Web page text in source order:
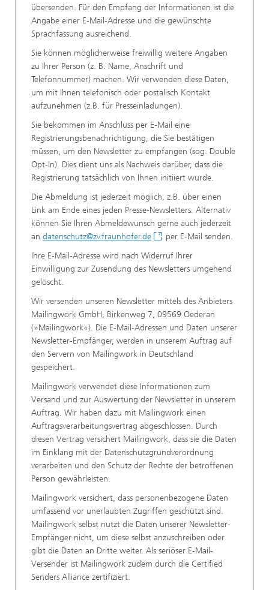
übersenden. Für den Empfang der Informationen ist die
Angabe einer E-Mail-Adresse und die gewünschte
Sprachfassung ausreichend.
Sie können möglicherweise freiwillig weitere Angaben
zu Ihrer Person (z. B. Name, Anschrift und
Telefonnummer) machen. Wir verwenden diese Daten,
um mit Ihnen telefonisch oder postalisch Kontakt
aufzunehmen (z.B. für Presseinladungen).
Sie bekommen im Anschluss per E-Mail eine
Registrierungsbenachrichtigung, die Sie bestätigen
müssen, um den Newsletter zu empfangen (sog. Double
Opt-In). Dies dient uns als Nachweis darüber, dass die
Registrierung tatsächlich von Ihnen initiiert wurde.
Die Abmeldung ist jederzeit möglich, z.B. über einen
Link am Ende eines jeden Presse-Newsletters. Alternativ
können Sie Ihren Abmeldewunsch gerne auch jederzeit
an datenschutz@zv.fraunhofer.de
per E-Mail senden.
Ihre E-Mail-Adresse wird nach Widerruf Ihrer
Einwilligung zur Zusendung des Newsletters umgehend
gelöscht.
Wir versenden unseren Newsletter mittels des Anbieters
Mailingwork GmbH, Birkenweg 7, 09569 Oederan
(»Mailingwork«). Die E-Mail-Adressen und Daten unserer
Newsletter-Empfänger, werden in unserem Auftrag auf
den Servern von Mailingwork in Deutschland
gespeichert.
Mailingwork verwendet diese Informationen zum
Versand und zur Auswertung der Newsletter in unserem
Auftrag. Wir haben dazu mit Mailingwork einen
Auftragsverarbeitungsvertrag abgeschlossen. Durch
diesen Vertrag versichert Mailingwork, dass sie die Daten
im Einklang mit der Datenschutzgrundverordnung
verarbeiten und den Schutz der Rechte der betroffenen
Person gewährleisten.
Mailingwork versichert, dass personenbezogene Daten
umfassend vor unerlaubten Zugriffen geschützt sind.
Mailingwork selbst nutzt die Daten unserer Newsletter-
Empfänger nicht, um diese selbst anzuschreiben oder
gibt die Daten an Dritte weiter. Als seriöser E-Mail-
Versender ist Mailingwork zudem durch die Certified
Senders Alliance zertifiziert.